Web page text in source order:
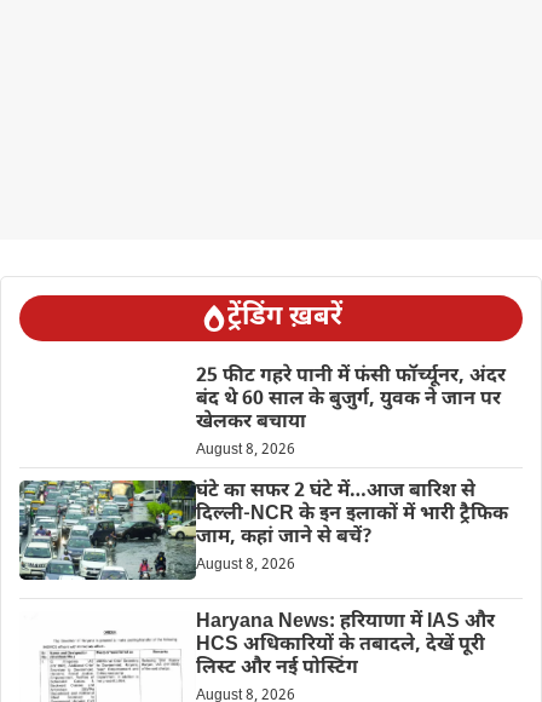
ट्रेंडिंग ख़बरें
25 फीट गहरे पानी में फंसी फॉर्च्यूनर, अंदर
बंद थे 60 साल के बुजुर्ग, युवक ने जान पर
खेलकर बचाया
August 8, 2026
घंटे का सफर 2 घंटे में…आज बारिश से
दिल्ली-NCR के इन इलाकों में भारी ट्रैफिक
जाम, कहां जाने से बचें?
August 8, 2026
Haryana News: हरियाणा में IAS और
HCS अधिकारियों के तबादले, देखें पूरी
लिस्ट और नई पोस्टिंग
August 8, 2026